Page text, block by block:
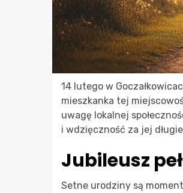
14 lutego w
mieszkanka tej
uwagę lokalnej
i wdzięczność za jej
Jubileusz
Setne urodziny są